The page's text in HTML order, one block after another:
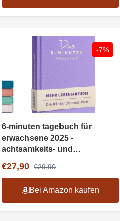
-7%
6-minuten tagebuch für
erwachsene 2025 -
achtsamkeits- und
€27,90 €29,90
Bei Amazon kaufen